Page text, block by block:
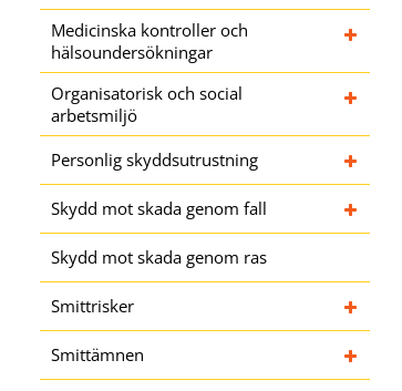
Medicinska kontroller och
hälsoundersökningar
Organisatorisk och social
arbetsmiljö
Personlig skyddsutrustning
Skydd mot skada genom fall
Skydd mot skada genom ras
Smittrisker
Smittämnen